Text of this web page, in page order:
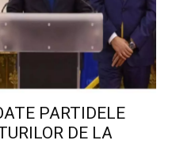
PARTIDELE
DE LA